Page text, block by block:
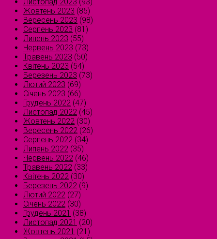
Жовтень 2023 (85)
Вересень 2023 (98)
Серпень 2023 (81)
Липень 2023 (55)
Червень 2023 (73)
Травень 2023 (50)
Квітень 2023 (54)
Березень 2023 (73)
Лютий 2023 (69)
Січень 2023 (66)
Грудень 2022 (47)
Листопад 2022 (45)
Жовтень 2022 (30)
Вересень 2022 (26)
Серпень 2022 (34)
Липень 2022 (35)
Червень 2022 (46)
Травень 2022 (33)
Квітень 2022 (30)
Березень 2022 (9)
Лютий 2022 (27)
Січень 2022 (30)
Грудень 2021 (38)
Листопад 2021 (20)
Жовтень 2021 (21)